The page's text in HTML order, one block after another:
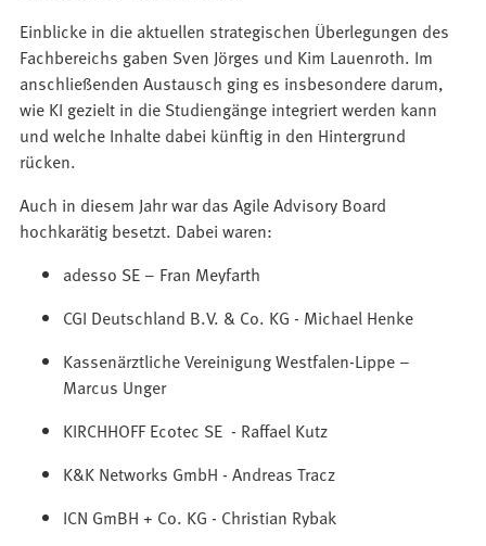
Einblicke in die aktuellen strategischen Überlegungen des
Fachbereichs gaben Sven Jörges und Kim Lauenroth. Im
anschließenden Austausch ging es insbesondere darum,
wie KI gezielt in die Studiengänge integriert werden kann
und welche Inhalte dabei künftig in den Hintergrund
rücken.
Auch in diesem Jahr war das Agile Advisory Board
hochkarätig besetzt. Dabei waren:
adesso SE – Fran Meyfarth
CGI Deutschland B.V. & Co. KG - Michael Henke
Kassenärztliche Vereinigung Westfalen-Lippe –
Marcus Unger
KIRCHHOFF Ecotec SE - Raffael Kutz
K&K Networks GmbH - Andreas Tracz
ICN GmBH + Co. KG - Christian Rybak